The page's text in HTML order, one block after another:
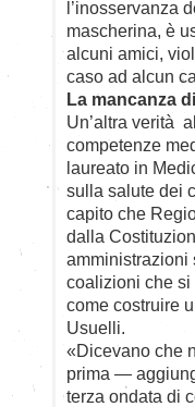
l’inosservanza
mascherina, è
alcuni amici,
caso ad alcun
La mancanza
Un’altra verità
competenze
laureato in
sulla salute dei
capito che
dalla
amministrazioni
coalizioni che
come costruire
Usuelli.
«Dicevano che
prima —
terza ondata di